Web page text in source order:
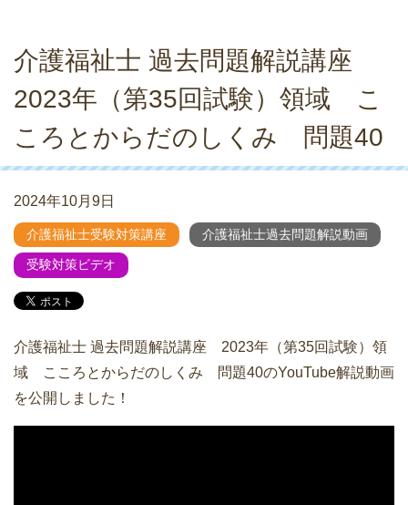
介護福祉士 過去問題解説講座
2023年（第35回試験）領域 こ
ころとからだのしくみ 問題40
2024年10月9日
介護福祉士受験対策講座 介護福祉士過去問題解説動画
受験対策ビデオ
介護福祉士 過去問題解説講座 2023年（第35回試験）領
域 こころとからだのしくみ 問題40のYouTube解説動画
を公開しました！